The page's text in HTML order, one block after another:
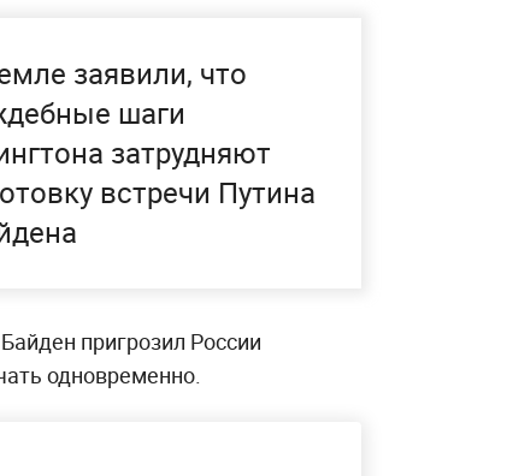
заявили, что
шаги
затрудняют
встречи Путина
пригрозил России
одновременно.